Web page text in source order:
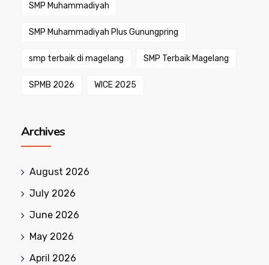
SMP Muhammadiyah
SMP Muhammadiyah Plus Gunungpring
smp terbaik di magelang SMP Terbaik Magelang
SPMB 2026 WICE 2025
Archives
August 2026
July 2026
June 2026
May 2026
April 2026